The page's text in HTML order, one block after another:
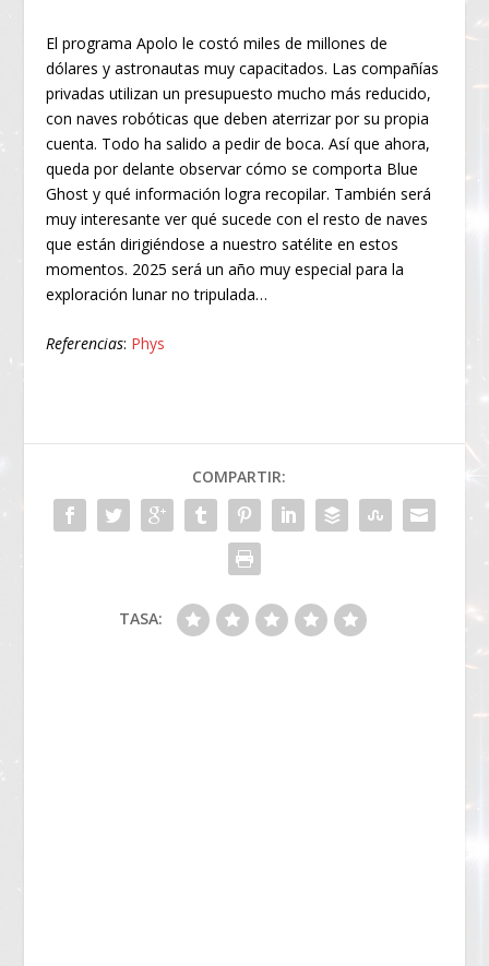
El programa Apolo le costó miles de millones de
dólares y astronautas muy capacitados. Las compañías
privadas utilizan un presupuesto mucho más reducido,
con naves robóticas que deben aterrizar por su propia
cuenta. Todo ha salido a pedir de boca. Así que ahora,
queda por delante observar cómo se comporta Blue
Ghost y qué información logra recopilar. También será
muy interesante ver qué sucede con el resto de naves
que están dirigiéndose a nuestro satélite en estos
momentos. 2025 será un año muy especial para la
exploración lunar no tripulada…
Referencias: Phys
COMPARTIR:
TASA: